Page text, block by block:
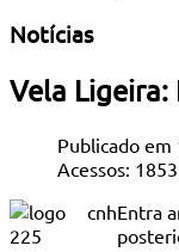
Notícias
Vela Ligeira:
Publicado em
Acessos: 1853
Entra